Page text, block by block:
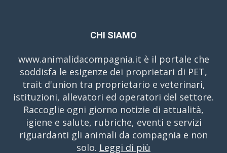
CHI SIAMO
www.animalidacompagnia.it è il portale che
soddisfa le esigenze dei proprietari di PET,
trait d'union tra proprietario e veterinari,
istituzioni, allevatori ed operatori del settore.
Raccoglie ogni giorno notizie di attualità,
igiene e salute, rubriche, eventi e servizi
riguardanti gli animali da compagnia e non
solo. Leggi di più